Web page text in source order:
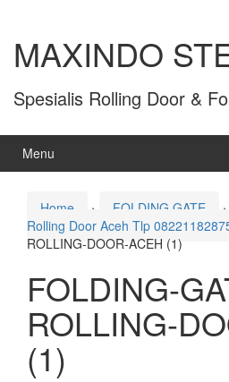
MAXINDO
Spesialis Rolling Door &
Menu
Home › FOLDING GATE ›
Rolling Door Aceh Tlp
ROLLING-DOOR-ACEH (1)
FOLDING-
ROLLING-
(1)